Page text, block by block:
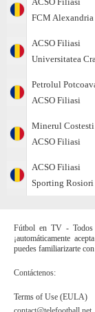
FCM Alexandria
ACSO Filiasi
Universitatea
Petrolul
ACSO Filiasi
Minerul Costesti
ACSO Filiasi
ACSO Filiasi
Sporting Rosiori
Fútbol en TV - Todos
¡automáticamente
puedes familiarizarte
Contáctenos:
Terms of Use (EULA)